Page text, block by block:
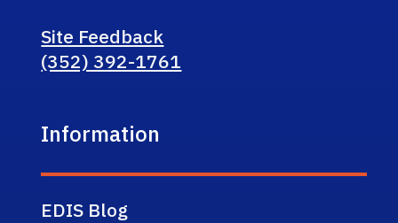
Site Feedback
(352) 392-1761
Information
EDIS Blog